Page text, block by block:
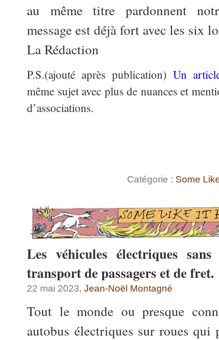
au même titre pardonnent
message est déjà fort avec les six
La Rédaction
P.S.(ajouté après publication) Un
même sujet avec plus de nuances et
d’associations.
Catégorie : Some
Les véhicules électriques
transport de passagers et de fret.
22 mai 2023, Jean-Noël Montagné
Tout le monde ou presque
autobus électriques sur roues